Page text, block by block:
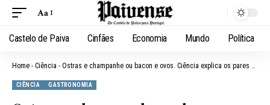
Aa
Castelo de Paiva Cinfães Economia Mundo Política
Home - Ciência - Ostras e champanhe ou bacon e ovos. Ciência explica os pares perfeitos da gastronomia
CIÊNCIA GASTRONOMIA